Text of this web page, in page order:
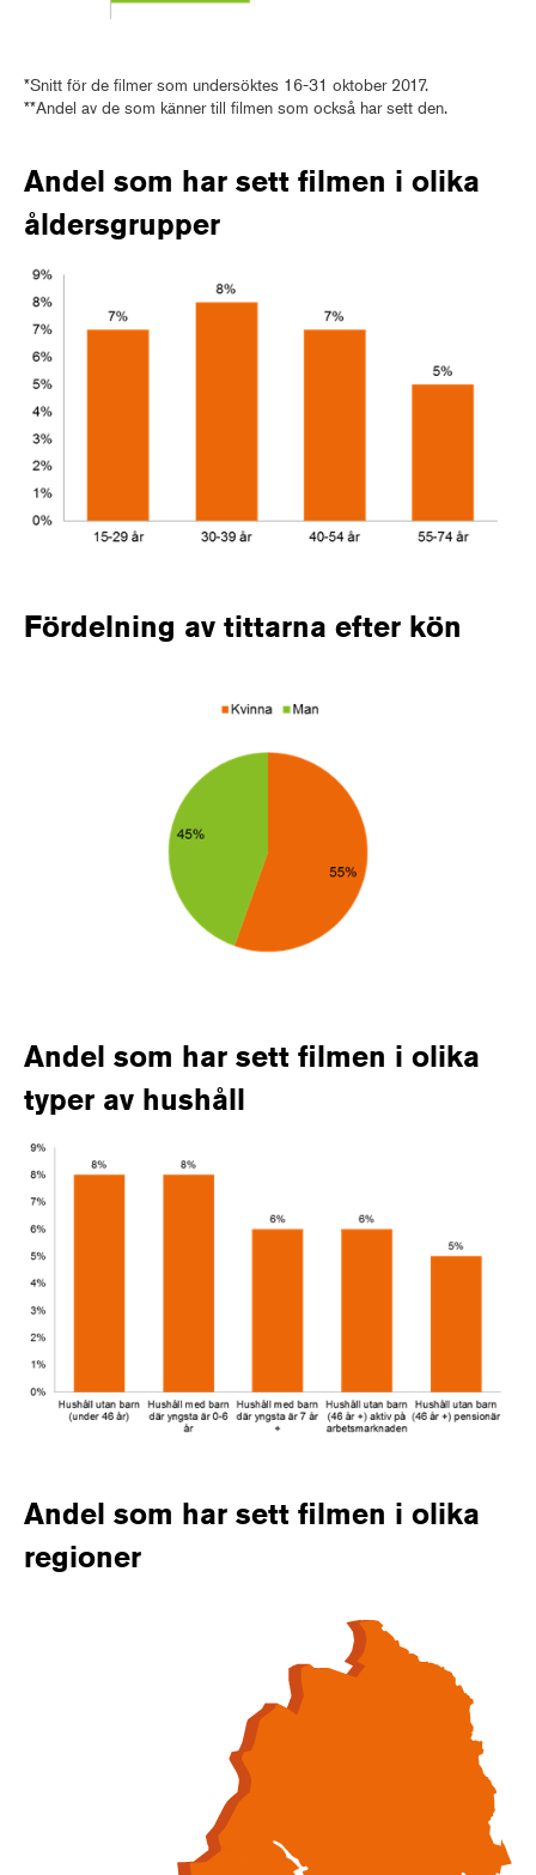
*Snitt för de filmer som undersöktes 16-31 oktober 2017.
**Andel av de som känner till filmen som också har sett den.
Andel som har sett filmen i olika
åldersgrupper
Fördelning av tittarna efter kön
Andel som har sett filmen i olika
typer av hushåll
Andel som har sett filmen i olika
regioner